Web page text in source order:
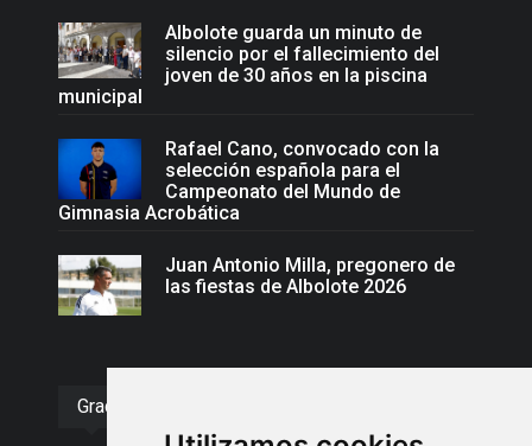
Albolote guarda un minuto de
silencio por el fallecimiento del
joven de 30 años en la piscina
municipal
Rafael Cano, convocado con la
selección española para el
Campeonato del Mundo de
Gimnasia Acrobática
Juan Antonio Milla, pregonero de
las fiestas de Albolote 2026
Gracias :)